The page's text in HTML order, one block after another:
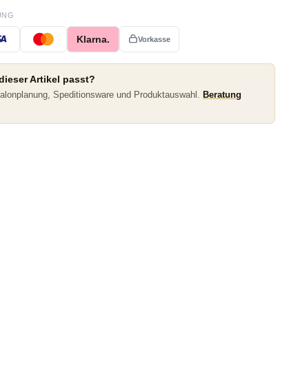
Klarna. Vorkasse
Artikel passt?
Speditionsware und Produktauswahl. Beratung